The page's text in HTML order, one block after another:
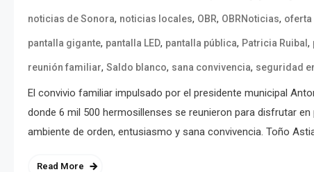
noticias de Sonora, noticias locales, OBR, OBRNoticias,
pantalla gigante, pantalla LED, pantalla pública, Patricia Ruibal,
reunión familiar, Saldo blanco, sana convivencia, seguridad
El convivio familiar impulsado por el presidente municipal
donde 6 mil 500 hermosillenses se reunieron para disfrutar
ambiente de orden, entusiasmo y sana convivencia. Toño
Read More